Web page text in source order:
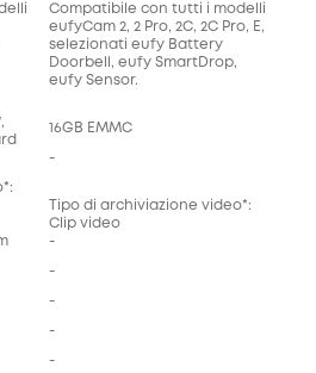
Compatibile con tutti i modelli
eufyCam 2, 2 Pro, 2C, 2C Pro, E,
selezionati eufy Battery
Doorbell, eufy SmartDrop,
eufy Sensor.
16GB EMMC
-
Tipo di archiviazione video*:
Clip video
-
-
-
-
-